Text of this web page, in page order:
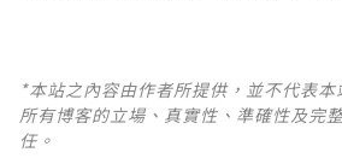
*本站之內容由作者所提供，並不代表
所有博客的立場、真實性、準確性及完
任。